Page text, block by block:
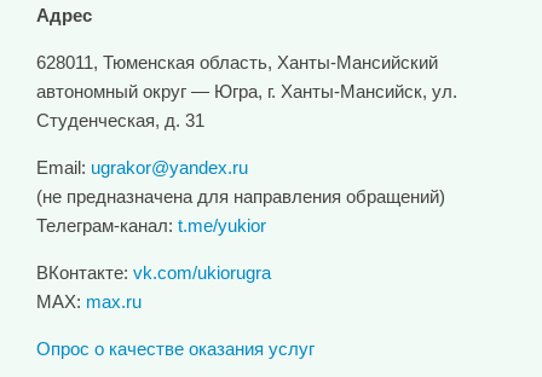
Адрес
628011, Тюменская область, Ханты-Мансийский
автономный округ — Югра, г. Ханты-Мансийск, ул.
Студенческая, д. 31
Email: ugrakor@yandex.ru
(не предназначена для направления обращений)
Телеграм-канал: t.me/yukior
ВКонтакте: vk.com/ukiorugra
MAX: max.ru
Опрос о качестве оказания услуг